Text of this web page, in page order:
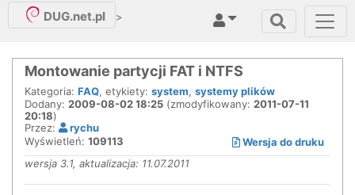
DUG.net.pl >
Montowanie partycji FAT i NTFS
Kategoria: FAQ, etykiety: system, systemy plików
Dodany: 2009-08-02 18:25 (zmodyfikowany: 2011-07-11
20:18)
Przez:
rychu
Wersja do druku
Wyświetleń: 109113
wersja 3.1, aktualizacja: 11.07.2011